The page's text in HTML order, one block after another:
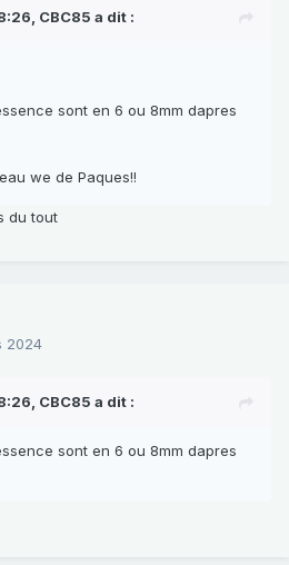
CBC85 a dit :
sont en 6 ou 8mm dapres
we de Paques!!
du tout
2024
CBC85 a dit :
sont en 6 ou 8mm dapres